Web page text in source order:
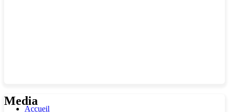
Media
Accueil